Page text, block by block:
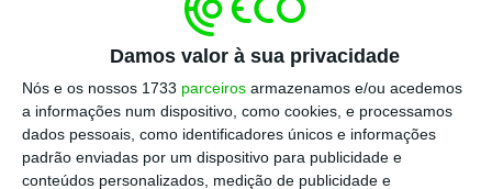
Damos valor à sua privacidade
Nós e os nossos 1733 parceiros armazenamos e/ou acedemos
a informações num dispositivo, como cookies, e processamos
dados pessoais, como identificadores únicos e informações
padrão enviadas por um dispositivo para publicidade e
conteúdos personalizados, medição de publicidade e
https://eco.sapo.pt/quote/donald-trump-temos-de-desfazer-muitos-dos-regulamentos-que-tem-sufocado-o/ Copiar